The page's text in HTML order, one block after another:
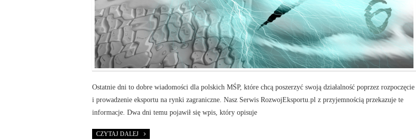
Ostatnie dni to dobre wiadomości dla polskich MŚP, które chcą poszerzyć swoją działalność poprzez rozpoczęcie
i prowadzenie eksportu na rynki zagraniczne. Nasz Serwis RozwojEksportu.pl z przyjemnością przekazuje te
informacje. Dwa dni temu pojawił się wpis, który opisuje
CZYTAJ DALEJ